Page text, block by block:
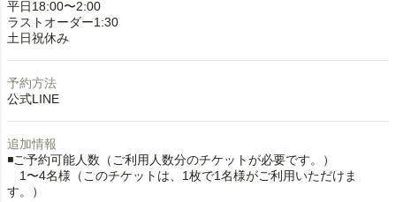
平日18:00〜2:00
ラストオーダー1:30
土日祝休み
予約方法
公式LINE
追加情報
◾️ご予約可能人数（ご利用人数分のチケットが必要です。）
1〜4名様（このチケットは、1枚で1名様がご利用いただけま
す。）